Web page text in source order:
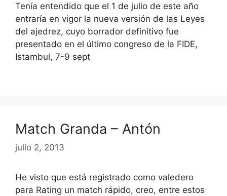
Tenía entendido que el 1 de julio de este año
entraría en vigor la nueva versión de las Leyes
del ajedrez, cuyo borrador definitivo fue
presentado en el último congreso de la FIDE,
Istambul, 7-9 sept
Match Granda – Antón
julio 2, 2013
He visto que está registrado como valedero
para Rating un match rápido, creo, entre estos